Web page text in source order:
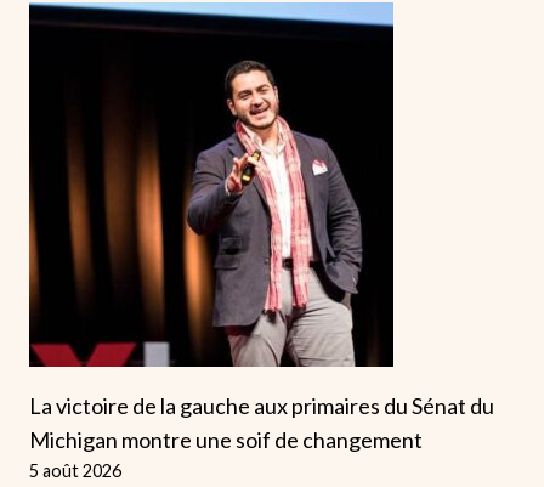
La victoire de la gauche aux primaires du Sénat du
Michigan montre une soif de changement
5 août 2026